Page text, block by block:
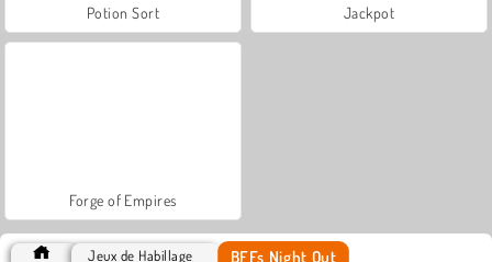
Potion Sort Jackpot
Forge of Empires
Jeux de Habillage BFFs Night Out